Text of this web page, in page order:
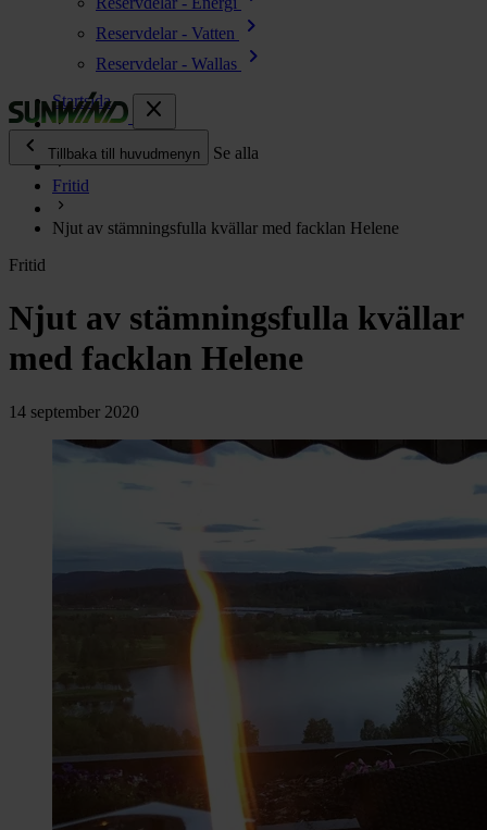
Reservdelar - Vatten chevron_right
Reservdelar - Wallas
chevron_right
close
chevron_left
Tillbaka till huvudmenyn Se alla
Energi
chevron_right
Vatten chevron_right
Toalett chevron_right
chevron_right
Lacanche
Reservdelar chevron_right
Startsida
Fritid
Njut av stämningsfulla kvällar med facklan Helene
Fritid
Njut av stämningsfulla kvällar
med facklan Helene
14 september 2020